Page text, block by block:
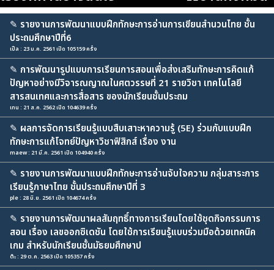
✎ รายงานการพัฒนาแบบฝึกทักษะการอ่านการเขียนสำนวนไทย ชั้น
ประถมศึกษาปีที่6
เปิ้ล : 23 ม.ค. 2561 เปิด 105159 ครั้ง
✎ การพัฒนารูปแบบการเรียนการสอนเพื่อส่งเสริมทักษะการคิดแก้
ปัญหาอย่างมีวิจารณญาณในศตวรรษที่ 21 รายวิชา เทคโนโลยี
สารสนเทศและการสื่อสาร ของนักเรียนชั้นประถม
เทน : 21 ส.ค. 2562 เปิด 104639 ครั้ง
✎ ผลการจัดการเรียนรู้แบบสืบเสาะหาความรู้ (5E) ร่วมกับแบบฝึก
ทักษะการแก้โจทย์ปัญหาวิชาฟิสิกส์ เรื่อง งาน
maew : 21 มี.ค. 2561 เปิด 104940 ครั้ง
✎ รายงานการพัฒนาแบบฝึกทักษะการอ่านจับใจความ กลุ่มสาระการ
เรียนรู้ภาษาไทย ชั้นประถมศึกษาปีที่ 3
ple : 28 มิ.ย. 2561 เปิด 104674 ครั้ง
✎ รายงานการพัฒนาผลสัมฤทธิ์ทางการเรียนโดยใช้ชุดกิจกรรมการ
สอน เรื่อง เลขออกซิเดชัน โดยใช้การเรียนรู้แบบร่วมมือด้วยเทคนิค
เกม สำหรับนักเรียนชั้นมัธยมศึกษาป
ต๊ะ : 29 ต.ค. 2563 เปิด 105357 ครั้ง